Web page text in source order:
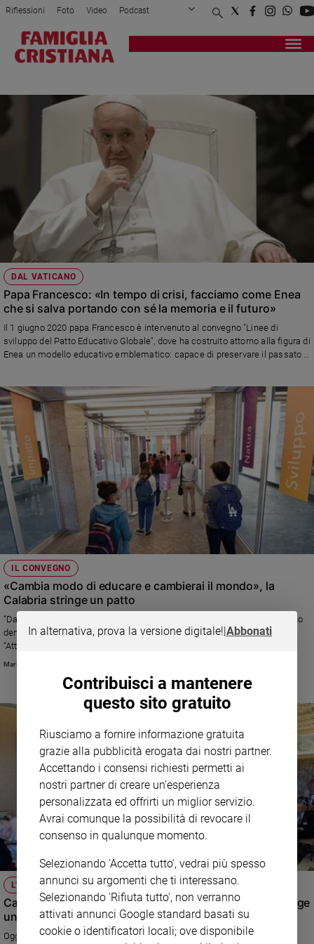
Attualità
giustizia
Sport
Interviste
Papa
Papa
Chiesa
Chiesa
spiritualità
Devozione
e
fede
Parola
del
del
giorno
Società
e
valori
Ambiente
Creato
Diritti
settimana
Migranti
Diversità
e
inclusione
Costume
Cultura
spettacoli
Riflessioni Foto Video Podcast
Privacy Policy Chi siamo
Registrati Redazione
DAL VATICANO
Papa Francesco: «In tempo di crisi, facciamo come Enea
che si salva portando con sé la memoria e il futuro»
Il 1 giugno 2020 papa Francesco è intervenuto al convegno "Linee di
sviluppo del Patto Educativo Globale", dove ha costruito attorno alla figura di
Enea un modello educativo emblematico: capace di preservare il passato e
IL CONVEGNO
«Cambia modo di educare e cambierai il mondo», la
Calabria stringe un patto
“Dalla Loc-Educazione alla Glob-Educazione andata e ritorno, un cammino
dentro il Patto Educativo Globale”, un'iniziativa per il 20 anni di
“Attendiamoci”. Appuntamento all'Università Mediterranea di Reggio
Calabria alle 18 del 28 ottobre.
Maria Rita Galati
L'EVENTO
Cambiamo modi di pensare e atteggiamenti concreti: urge
un nuovo patto educativo
Oggi all’Università Lateranense l’incontro durante il quale il Papa con un
In alternativa, prova la versione digitale!|Abbonati
Contribuisci a mantenere
questo sito gratuito
Riusciamo a fornire informazione gratuita
grazie alla pubblicità erogata dai nostri partner.
Accettando i consensi richiesti permetti ai
nostri partner di creare un'esperienza
personalizzata ed offrirti un miglior servizio.
Avrai comunque la possibilità di revocare il
consenso in qualunque momento.
Selezionando 'Accetta tutto', vedrai più spesso
annunci su argomenti che ti interessano.
Selezionando 'Rifiuta tutto', non verranno
attivati annunci Google standard basati su
cookie o identificatori locali; ove disponibile